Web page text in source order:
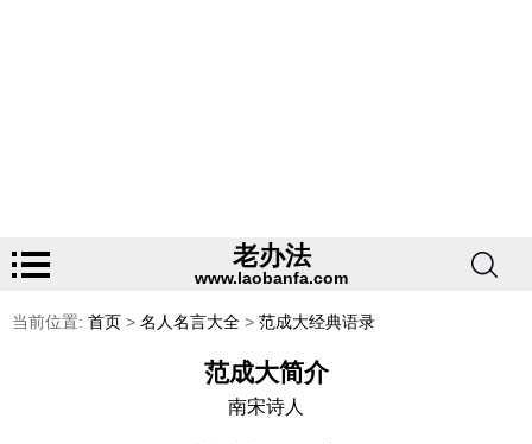
老办法
www.laobanfa.com
当前位置: 首页 > 名人名言大全 > 范成大经典语录
范成大简介
南宋诗人